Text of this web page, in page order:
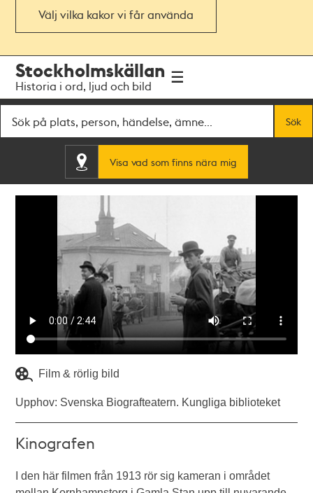
Välj vilka kakor vi får använda
navigationen
huvudinnehållet
Stockholmskällan
Historia i ord, ljud och bild
Sök
Visa vad som finns nära mig
Film & rörlig bild
Upphov: Svenska Biografteatern. Kungliga biblioteket
Kinografen
I den här filmen från 1913 rör sig kameran i området